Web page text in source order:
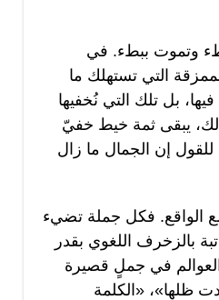
وتموت ببطء. في
التي تستهلك ما
بل تلك التي نُخفيها
يبقى ثمة خيط خفيّ
إن الجمال ما زال
الواقع. فكل جملة تضيء
بالزخرف اللغوي بقدر
في جملٍ قصيرة
ظلها»، «الكلمة